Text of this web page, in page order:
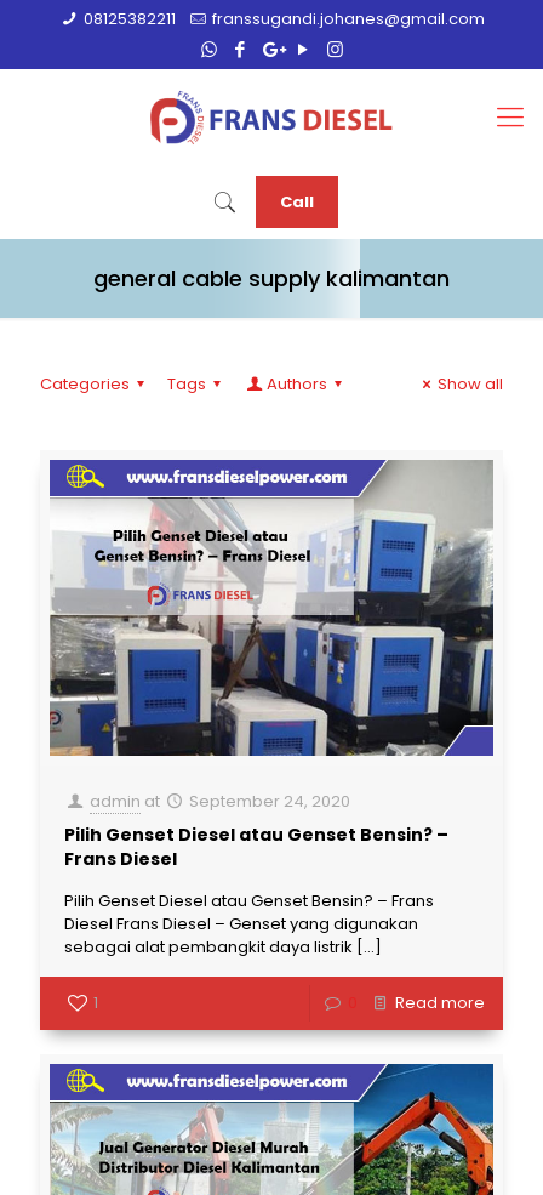
08125382211 franssugandi.johanes@gmail.com
Call
general cable supply kalimantan
Categories Tags Authors Show all
admin at September 24, 2020
Pilih Genset Diesel atau Genset Bensin? –
Frans Diesel
Pilih Genset Diesel atau Genset Bensin? – Frans
Diesel Frans Diesel – Genset yang digunakan
sebagai alat pembangkit daya listrik […]
1 Read more